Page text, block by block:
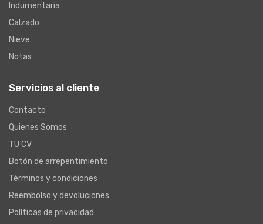
Indumentaria
Calzado
Nieve
Notas
Servicios al cliente
Contacto
Quienes Somos
TU CV
Botón de arrepentimiento
Términos y condiciones
Reembolso y devoluciones
Políticas de privacidad